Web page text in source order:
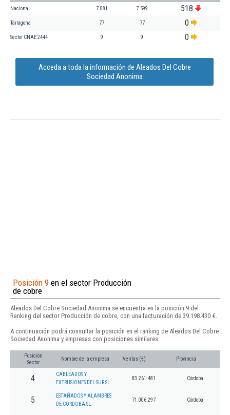
Nacional 7.081 7.599 518
Tarragona 77 77 0
Sector CNAE 2444 9 9 0
Acceda a toda la información de Aleados Del Cobre
Sociedad Anonima
Posición 9 en el sector Producción
de cobre
Aleados Del Cobre Sociedad Anonima se encuentra en la posición 9 del
Ranking del sector Producción de cobre, con una facturación de 39.198.430 €.
A continuación podrá consultar la posición en el ranking de Aleados Del Cobre
Sociedad Anonima y empresas con posiciones similares:
Posición
Sector
Nombre de la empresa Ventas (€) Provincia
4
CABLEADOS Y
EXTRUSIONES DEL SUR SL
83.261.481 Córdoba
5
ESTAÑADOS Y ALAMBRES
DE CORDOBA SL
71.006.297 Córdoba